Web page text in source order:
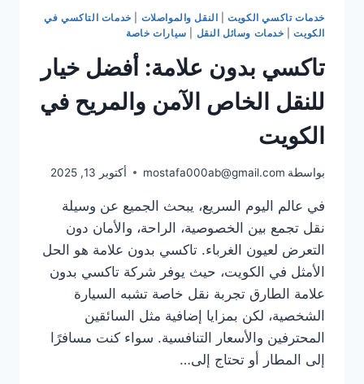
خدمات تاكسي الكويت| النقل والمواصلات
خدمات التاكسي في
الكويت| خدمات وسائل النقل سيارات خاصة
تاكسي بدون علامة: أفضل خيار
للنقل الخاص الآمن والمريح في
الكويت
بواسطة mostafa000ab@gmail.com أكتوبر 13, 2025
في عالم اليوم السريع، يبحث الجميع عن وسيلة
نقل تجمع بين الخصوصية، الراحة، والأمان دون
التعرض لعيون الغرباء. تاكسي بدون علامة هو الحل
الأمثل في الكويت، حيث يوفر شركة تاكسي بدون
علامة الطارق تجربة نقل خاصة تشبه السيارة
الشخصية، لكن بمزايا إضافية مثل السائقين
المحترفين والأسعار التنافسية. سواء كنت مسافرًا
إلى المطار أو تحتاج إلى…